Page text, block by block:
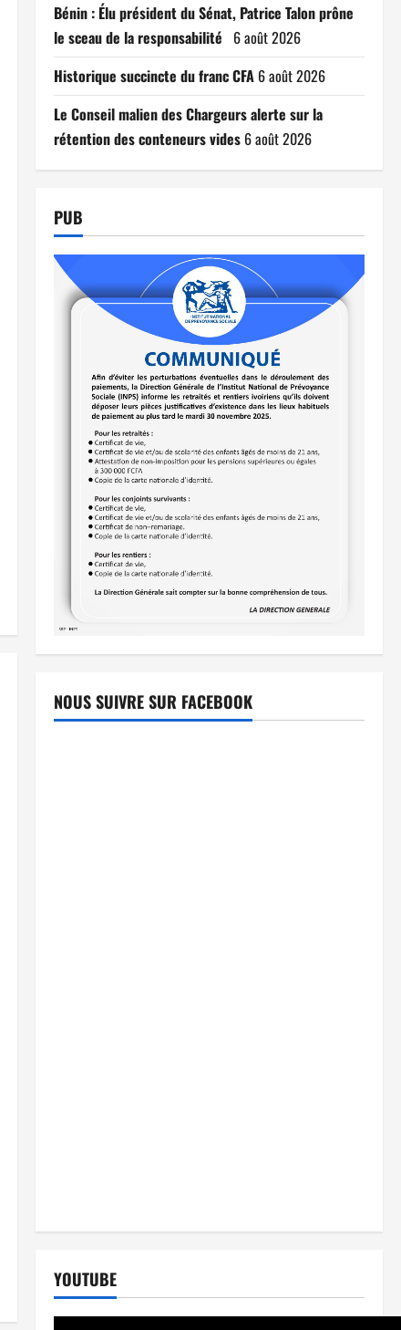
Bénin : Élu président du Sénat, Patrice Talon prône
le sceau de la responsabilité 6 août 2026
Historique succincte du franc CFA 6 août 2026
Le Conseil malien des Chargeurs alerte sur la
rétention des conteneurs vides 6 août 2026
PUB
NOUS SUIVRE SUR FACEBOOK
YOUTUBE